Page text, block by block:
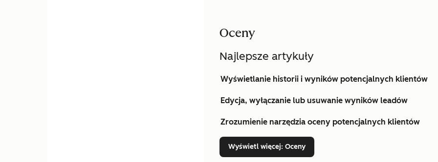
Oceny
Najlepsze artykuły
Wyświetlanie historii i wyników potencjalnych klientów
Edycja, wyłączanie lub usuwanie wyników leadów
Zrozumienie narzędzia oceny potencjalnych klientów
Wyświetl więcej: Oceny